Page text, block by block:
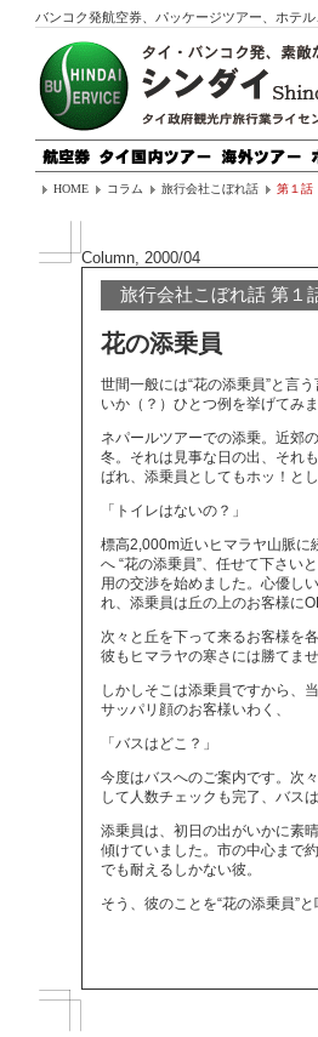
バンコク発航空券、パッケージツアー、ホテ
HOME コラム 旅行会社こぼれ話 第１話
Column, 2000/04
旅行会社こぼれ話 第１
花の添乗員
世間一般には“花の添乗員”と言
いか（？）ひとつ例を挙げてみ
ネパールツアーでの添乗。近郊
冬。それは見事な日の出、それ
ばれ、添乗員としてもホッ！と
「トイレはないの？」
標高2,000m近いヒマラヤ山脈に
へ “花の添乗員”、任せて下さい
用の交渉を始めました。心優し
れ、添乗員は丘の上のお客様に
次々と丘を下って来るお客様を
彼もヒマラヤの寒さには勝てま
しかしそこは添乗員ですから、
サッパリ顔のお客様いわく、
「バスはどこ？」
今度はバスへのご案内です。次
して人数チェックも完了、バス
添乗員は、初日の出がいかに素
傾けていました。市の中心まで
でも耐えるしかない彼。
そう、彼のことを“花の添乗員”